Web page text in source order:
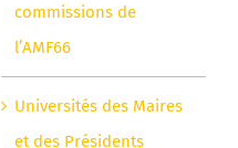
commissions de
l’AMF66
Universités des Maires
et des Présidents